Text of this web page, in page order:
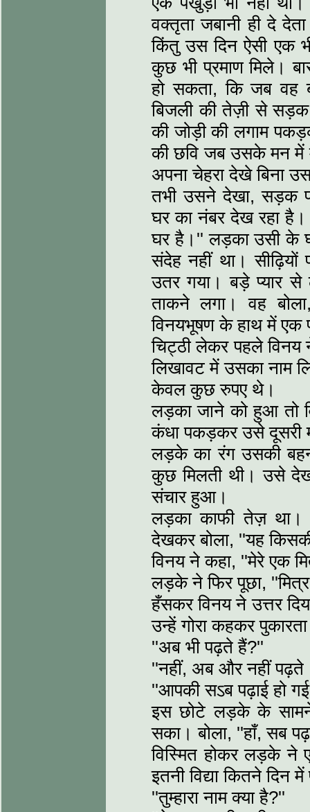
वक्तृता जबानी ही दे
किंतु उस दिन ऐसी एक
कुछ भी प्रमाण मिले।
हो सकता, कि जब वह
बिजली की तेज़ी से
की जोड़ी की लगाम
की छवि जब उसके मन में
अपना चेहरा देखे बिना
तभी उसने देखा, सड़क
घर का नंबर देख रहा है।
घर है।'' लड़का उसी के
संदेह नहीं था।
उतर गया। बड़े प्यार
ताकने लगा। वह
विनयभूषण के हाथ में एक
चिट्ठी लेकर पहले विनय
लिखावट में उसका नाम
केवल कुछ रुपए थे।
लड़का जाने को हुआ तो
कंधा पकड़कर उसे दूसरी
लड़के का रंग उसकी
कुछ मिलती थी। उसे
संचार हुआ।
लड़का काफी तेज़ था।
देखकर बोला, ''यह
विनय ने कहा, ''मेरे एक
लड़के ने फिर पूछा,
हँसकर विनय ने उत्तर
उन्हें गोरा कहकर
''अब भी पढ़ते हैं?''
''नहीं, अब और नहीं
''आपकी सऽब पढ़ाई हो
इस छोटे लड़के के
सका। बोला, ''हाँ, सब
विस्मित होकर लड़के ने
इतनी विद्या कितने दिन में
''तुम्हारा नाम क्या है?''